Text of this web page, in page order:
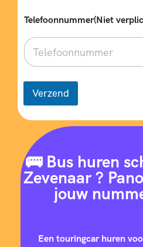
Telefoonnummer(Niet
Verzend
🚌 Bus huren
Zevenaar ?
jouw
Een touringcar huren